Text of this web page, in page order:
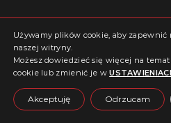
Używamy plików cookie, aby zapewnić
naszej witryny.
Możesz dowiedzieć się więcej na
cookie lub zmienić je w
Akceptuję Odrzucam